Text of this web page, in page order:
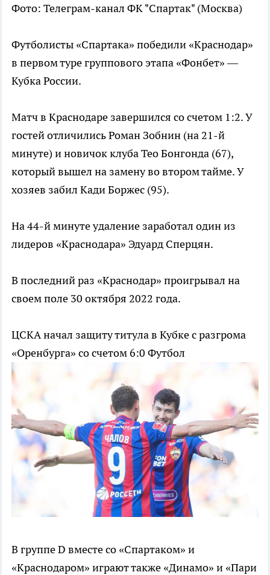
Фото: Телеграм-канал ФК "Спартак" (Москва)
Футболисты «Спартака» победили «Краснодар»
в первом туре группового этапа «Фонбет» —
Кубка России.
Матч в Краснодаре завершился со счетом 1:2. У
гостей отличились Роман Зобнин (на 21-й
минуте) и новичок клуба Тео Бонгонда (67),
который вышел на замену во втором тайме. У
хозяев забил Кади Боржес (95).
На 44-й минуте удаление заработал один из
лидеров «Краснодара» Эдуард Сперцян.
В последний раз «Краснодар» проигрывал на
своем поле 30 октября 2022 года.
ЦСКА начал защиту титула в Кубке с разгрома
«Оренбурга» со счетом 6:0 Футбол
В группе D вместе со «Спартаком» и
«Краснодаром» играют также «Динамо» и «Пари